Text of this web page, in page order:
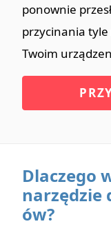
ponownie
przycinania tyle
Twoim
Dlaczego
narzędzie
ów?